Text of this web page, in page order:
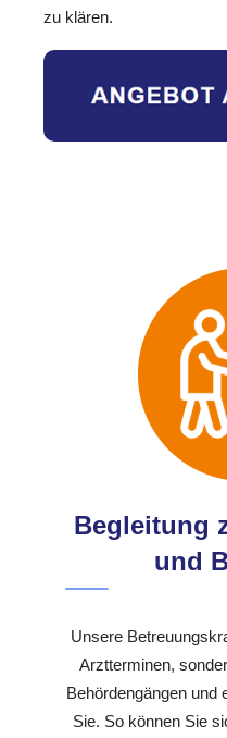
zu klären.
Begleitung
und
Unsere
Arztterminen,
Behördengängen und
Sie. So können Sie